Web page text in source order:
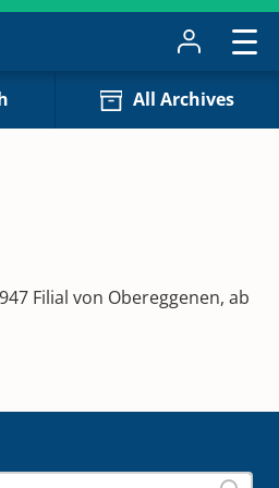
All Archives
Filial von Obereggenen, ab